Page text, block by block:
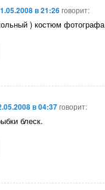
в 21:26говорит:
) костюм фотографа
в 04:37говорит:
блеск.